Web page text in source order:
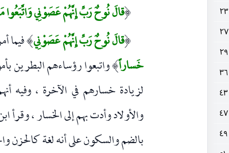
٢٣
٢٧
٢٩
٣٦
٤٣
٤٧
٤٩
(قالَ نُوحٌ رَبِّ إِنَّهُمْ عَصَوْنِي
(قالَ نُوحٌ رَبِّ إِنَّهُمْ عَصَوْنِي)فيما
خَساراً)واتبعوا رؤساءهم البطرين
لزيادة خسارهم في الآخرة ، وفيه
والأولاد وأدت بهم إلى الخسار ، وقرأ
بالضم والسكون على أنه لغة كالحزن